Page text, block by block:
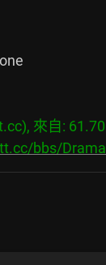
來自:
bbs/